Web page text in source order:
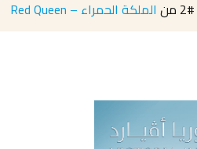
#2 من الملكة الحمراء – Red Queen